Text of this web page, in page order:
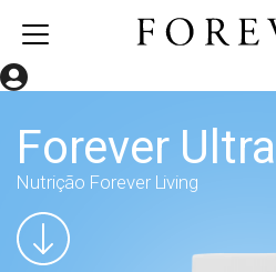
Forever
Nutrição Forever Living